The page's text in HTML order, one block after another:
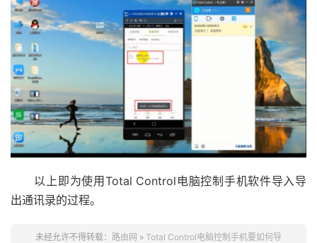
以上即为使用Total Control电脑控制手机软件导入导
出通讯录的过程。
未经允许不得转载： 路由网 » Total Control电脑控制手机要如何导